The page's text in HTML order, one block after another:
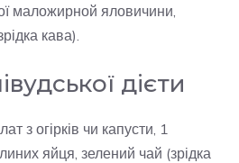
маложирной яловичини,
кава).
дієти
з огірків чи капусти, 1
яйця, зелений чай (зрідка